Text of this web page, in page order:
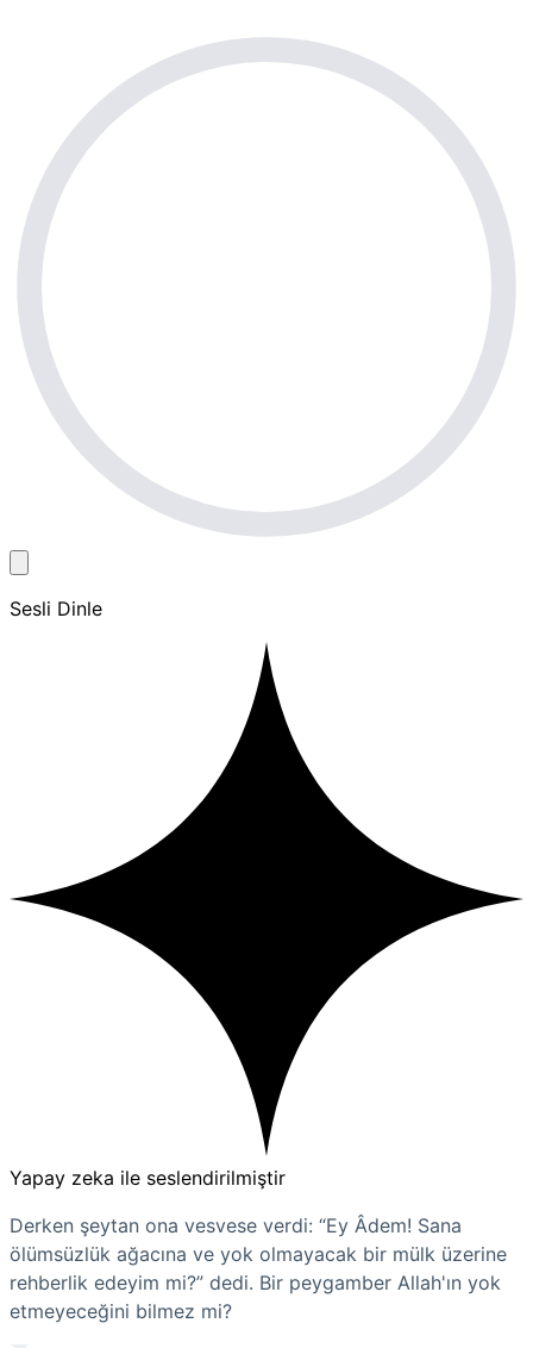
Sesli Dinle
Yapay zeka ile seslendirilmiştir
Derken şeytan ona vesvese verdi: “Ey Âdem! Sana
ölümsüzlük ağacına ve yok olmayacak bir mülk üzerine
rehberlik edeyim mi?” dedi. Bir peygamber Allah'ın yok
etmeyeceğini bilmez mi?